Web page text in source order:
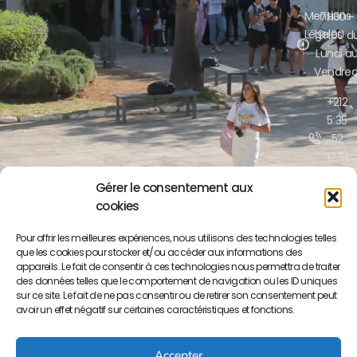
Gérer le consentement aux
cookies
Pour offrir les meilleures expériences, nous utilisons des technologies telles
que les cookies pour stocker et/ou accéder aux informations des
appareils. Le fait de consentir à ces technologies nous permettra de traiter
des données telles que le comportement de navigation ou les ID uniques
sur ce site. Le fait de ne pas consentir ou de retirer son consentement peut
avoir un effet négatif sur certaines caractéristiques et fonctions.
Mentions
Légales
7H30 -
19H00
Lundi
+212
5 35
52
17 51
Moulay
Youssef
Meknès